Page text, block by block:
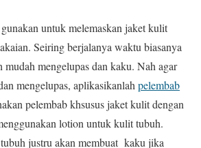
untuk melemaskan jaket kulit
Seiring berjalanya waktu biasanya
mengelupas dan kaku. Nah agar
mengelupas, aplikasikanlah pelembab
pelembab khsusus jaket kulit dengan
lotion untuk kulit tubuh.
justru akan membuat kaku jika